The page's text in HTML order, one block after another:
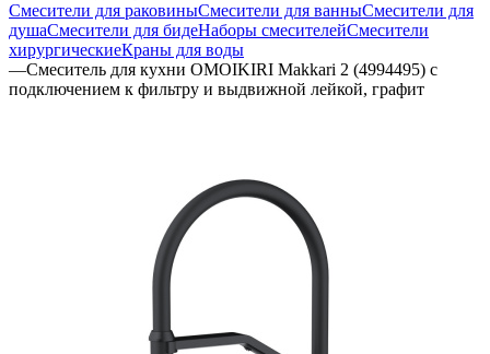
Смесители для раковиныСмесители для ванныСмесители для
душаСмесители для бидеНаборы смесителейСмесители
хирургическиеКраны для воды
—Смеситель для кухни OMOIKIRI Makkari 2 (4994495) с
подключением к фильтру и выдвижной лейкой, графит